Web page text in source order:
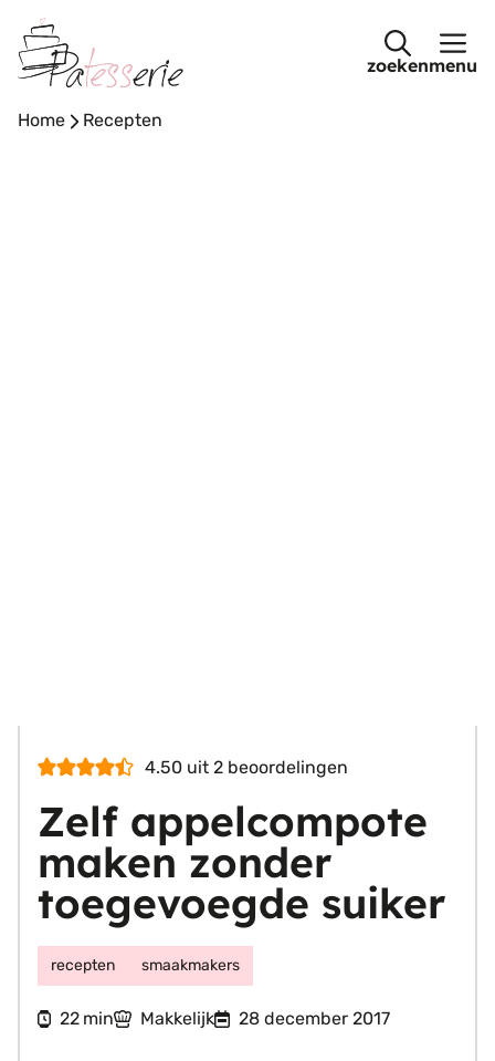
naar
de
menu
Home - Recepten
4.50 uit 2 beoordelingen
Zelf appelcompote
maken zonder
toegevoegde suiker
recepten smaakmakers
22minuten
min Makkelijk 28 december 2017